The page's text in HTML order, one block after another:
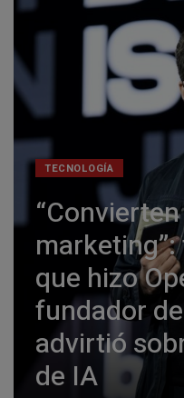
TECNOLOGÍA
que hizo
fundador
advirtió
de IA